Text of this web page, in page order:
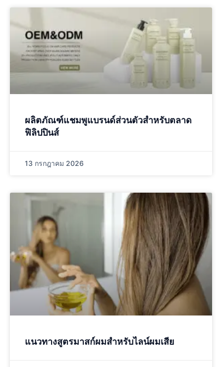
ผลิตภัณฑ์แชมพูแบรนด์ส่วนตัวสำหรับตลาด
ฟิลิปปินส์
13 กรกฎาคม 2026
แนวทางสูตรมาสก์ผมสำหรับไลน์ผมเสีย